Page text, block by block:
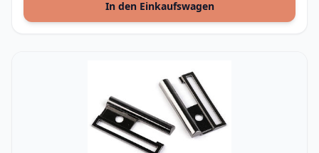
In den Einkaufswagen